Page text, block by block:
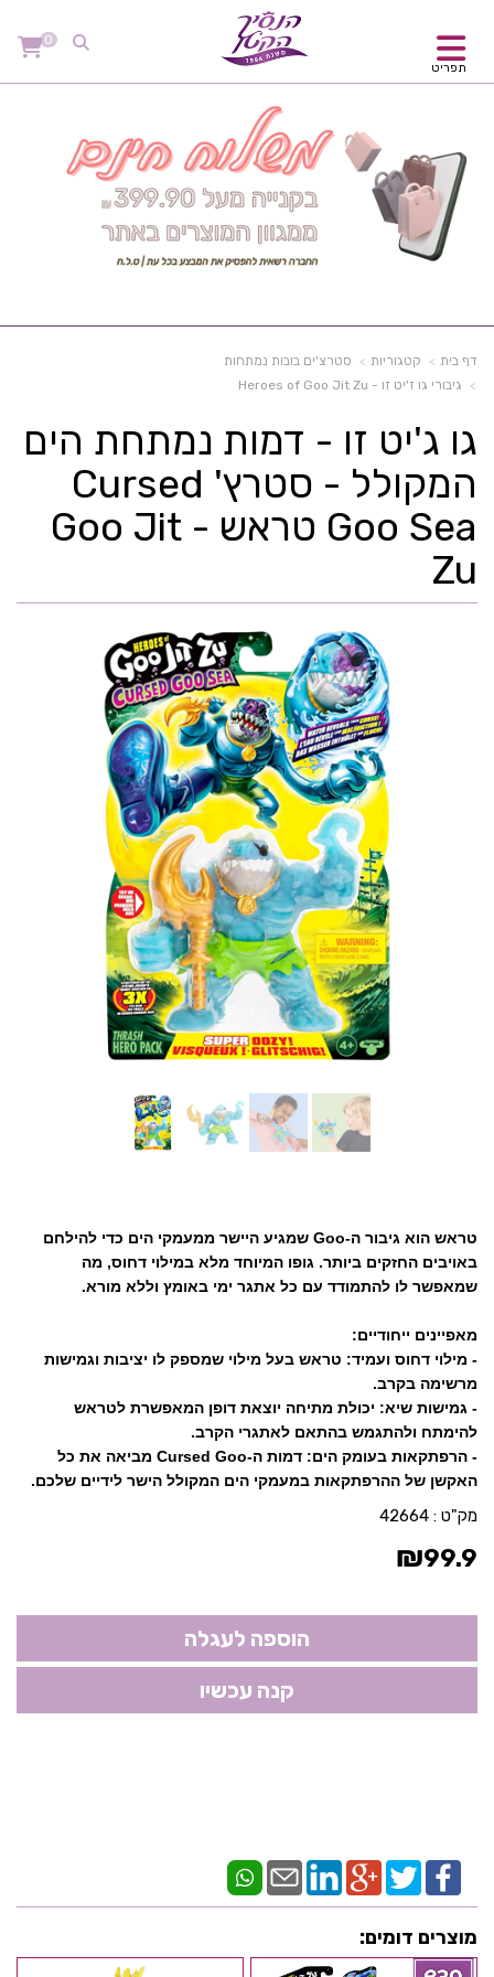
תפריט
0
דף בית קטגוריות
סטרצ'ים בובות נמתחות
גיבורי גו ז'יט זו - Heroes of Goo Jit Zu
גו ג'יט זו - דמות נמתחת הים
המקולל - סטרץ' Cursed
Goo Sea טראש - Goo Jit
Zu
טראש הוא גיבור ה-Goo שמגיע היישר ממעמקי הים כדי להילחם
באויבים החזקים ביותר. גופו המיוחד מלא במילוי דחוס, מה
שמאפשר לו להתמודד עם כל אתגר ימי באומץ וללא מורא.
מאפיינים ייחודיים:
- מילוי דחוס ועמיד: טראש בעל מילוי שמספק לו יציבות וגמישות
מרשימה בקרב.
- גמישות שיא: יכולת מתיחה יוצאת דופן המאפשרת לטראש
להימתח ולהתגמש בהתאם לאתגרי הקרב.
- הרפתקאות בעומק הים: דמות ה-Cursed Goo מביאה את כל
האקשן של ההרפתקאות במעמקי הים המקולל הישר לידיים שלכם.
מק"ט : 42664
₪99.9
מוצרים דומים: